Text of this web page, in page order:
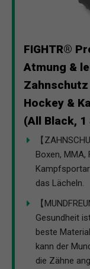
FIGHTR®
Atmung &
Zahnschutz
Hockey &
(All Black, 1
【
Boxen,
das Lächeln.
【
Gesundheit
beste
kann der
die Zähne